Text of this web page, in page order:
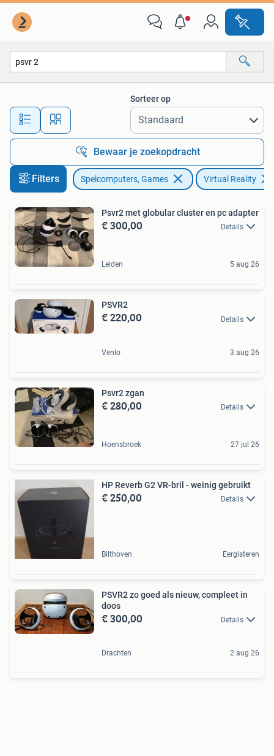
Alle afstanden…
Sorteer op
Bewaar je zoekopdracht
Filters Spelcomputers, Games Virtual Reality
Psvr2 met globular cluster en pc adapter
€ 300,00 Details
Leiden 5 aug 26
PSVR2
€ 220,00 Details
Venlo 3 aug 26
Psvr2 zgan
€ 280,00 Details
Hoensbroek 27 jul 26
HP Reverb G2 VR-bril - weinig gebruikt
€ 250,00 Details
Bilthoven Eergisteren
PSVR2 zo goed als nieuw, compleet in
doos
€ 300,00 Details
Drachten 2 aug 26